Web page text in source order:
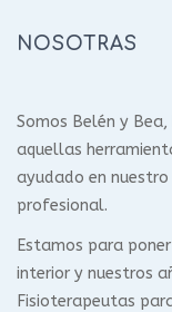
NOSOTRAS
Somos Belén y
aquellas
ayudado en
profesional.
Estamos para
interior y nuestros
Fisioterapeutas